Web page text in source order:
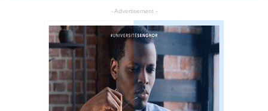
- Advertisement -